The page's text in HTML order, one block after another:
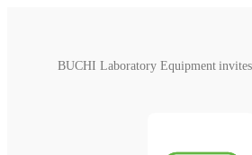
BUCHI Laboratory Equipment